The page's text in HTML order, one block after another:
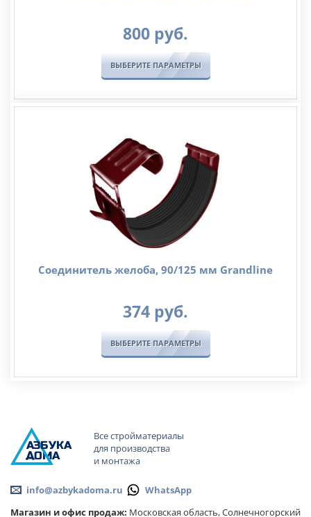
800 руб.
ВЫБЕРИТЕ ПАРАМЕТРЫ
Соединитель желоба, 90/125 мм Grandline
374 руб.
ВЫБЕРИТЕ ПАРАМЕТРЫ
ОМА
АЗБУКА
Все стройматериалы
для производства
и монтажа
info@azbykadoma.ru
WhatsApp
Магазин и офис продаж: Московская область, Солнечногорский